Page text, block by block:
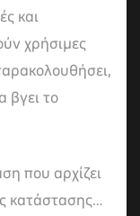
και
χρήσιμες
βγει το
που αρχίζει
κατάστασης…